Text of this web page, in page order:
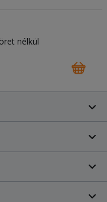
nélkül